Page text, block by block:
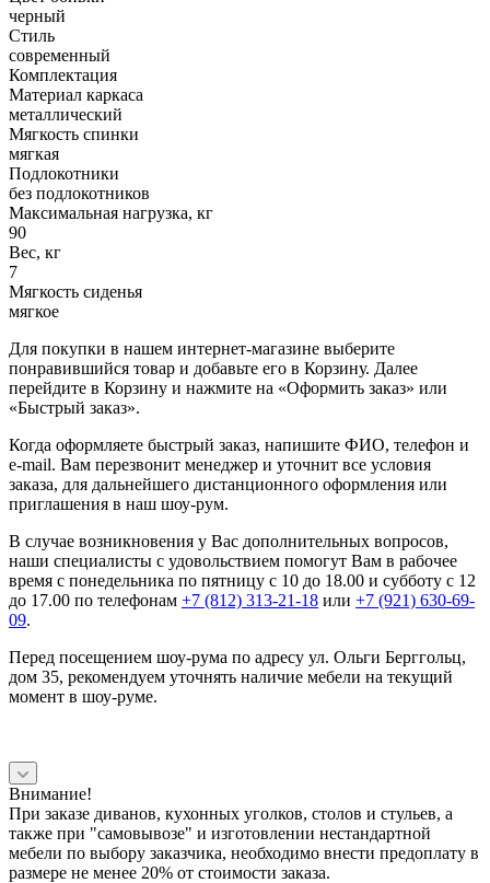
черный
Стиль
современный
Комплектация
Материал каркаса
металлический
Мягкость спинки
мягкая
Подлокотники
без подлокотников
Максимальная нагрузка, кг
90
Вес, кг
7
Мягкость сиденья
мягкое
Для покупки в нашем интернет-магазине выберите
понравившийся товар и добавьте его в Корзину. Далее
перейдите в Корзину и нажмите на «Оформить заказ» или
«Быстрый заказ».
Когда оформляете быстрый заказ, напишите ФИО, телефон и
e-mail. Вам перезвонит менеджер и уточнит все условия
заказа, для дальнейшего дистанционного оформления или
приглашения в наш шоу-рум.
В случае возникновения у Вас дополнительных вопросов,
наши специалисты с удовольствием помогут Вам в рабочее
время с понедельника по пятницу с 10 до 18.00 и субботу с 12
до 17.00 по телефонам +7 (812) 313-21-18 или +7 (921) 630-69-
09.
Перед посещением шоу-рума по адресу ул. Ольги Берггольц,
дом 35, рекомендуем уточнять наличие мебели на текущий
момент в шоу-руме.
Внимание!
При заказе диванов, кухонных уголков, столов и стульев, а
также при "самовывозе" и изготовлении нестандартной
мебели по выбору заказчика, необходимо внести предоплату в
размере не менее 20% от стоимости заказа.